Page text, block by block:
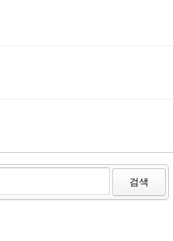
검색